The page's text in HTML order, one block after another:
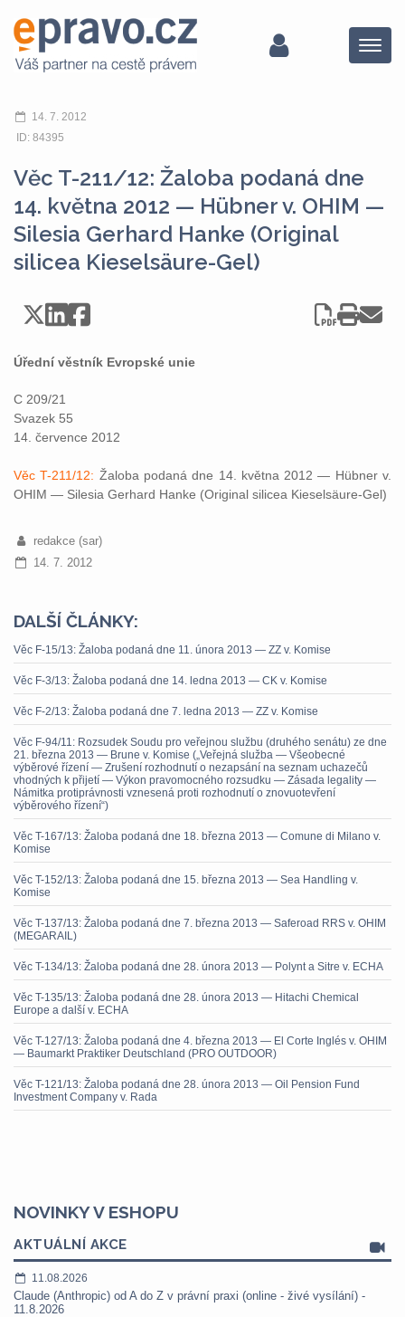
Menu
14. 7. 2012
ID: 84395
Věc T-211/12: Žaloba podaná dne
14. května 2012 — Hübner v. OHIM —
Silesia Gerhard Hanke (Original
silicea Kieselsäure-Gel)
Úřední věstník Evropské unie
C 209/21
Svazek 55
14. července 2012
Věc T-211/12: Žaloba podaná dne 14. května 2012 — Hübner v.
OHIM — Silesia Gerhard Hanke (Original silicea Kieselsäure-Gel)
redakce (sar)
14. 7. 2012
DALŠÍ ČLÁNKY:
Věc F-15/13: Žaloba podaná dne 11. února 2013 — ZZ v. Komise
Věc F-3/13: Žaloba podaná dne 14. ledna 2013 — CK v. Komise
Věc F-2/13: Žaloba podaná dne 7. ledna 2013 — ZZ v. Komise
Věc F-94/11: Rozsudek Soudu pro veřejnou službu (druhého senátu) ze dne
21. března 2013 — Brune v. Komise („Veřejná služba — Všeobecné
výběrové řízení — Zrušení rozhodnutí o nezapsání na seznam uchazečů
vhodných k přijetí — Výkon pravomocného rozsudku — Zásada legality —
Námitka protiprávnosti vznesená proti rozhodnutí o znovuotevření
výběrového řízení“)
Věc T-167/13: Žaloba podaná dne 18. března 2013 — Comune di Milano v.
Komise
Věc T-152/13: Žaloba podaná dne 15. března 2013 — Sea Handling v.
Komise
Věc T-137/13: Žaloba podaná dne 7. března 2013 — Saferoad RRS v. OHIM
(MEGARAIL)
Věc T-134/13: Žaloba podaná dne 28. února 2013 — Polynt a Sitre v. ECHA
Věc T-135/13: Žaloba podaná dne 28. února 2013 — Hitachi Chemical
Europe a další v. ECHA
Věc T-127/13: Žaloba podaná dne 4. března 2013 — El Corte Inglés v. OHIM
— Baumarkt Praktiker Deutschland (PRO OUTDOOR)
Věc T-121/13: Žaloba podaná dne 28. února 2013 — Oil Pension Fund
Investment Company v. Rada
NOVINKY V ESHOPU
AKTUÁLNÍ AKCE
11.08.2026
Claude (Anthropic) od A do Z v právní praxi (online - živé vysílání) -
11.8.2026